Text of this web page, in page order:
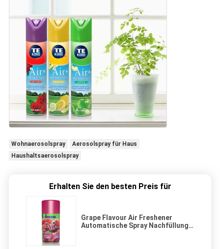
Wohnaerosolspray
Aerosolspray für Haus
Haushaltsaerosolspray
Erhalten Sie den besten Preis für
Grape Flavour Air Freshener
Automatische Spray Nachfüllung